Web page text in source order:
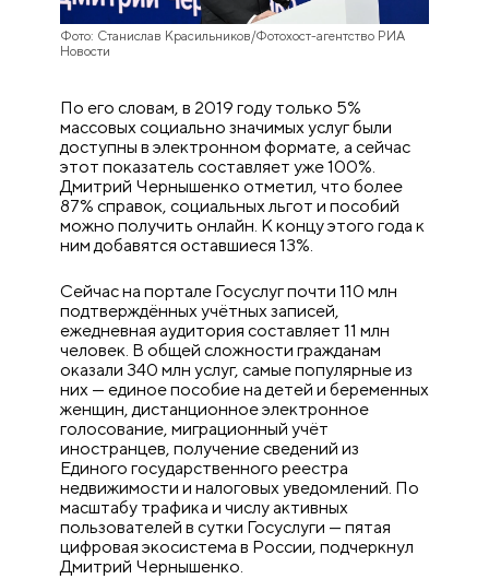
Фото: Станислав Красильников/Фотохост-агентство РИА
Новости
По его словам, в 2019 году только 5%
массовых социально значимых услуг были
доступны в электронном формате, а сейчас
этот показатель составляет уже 100%.
Дмитрий Чернышенко отметил, что более
87% справок, социальных льгот и пособий
можно получить онлайн. К концу этого года к
ним добавятся оставшиеся 13%.
Сейчас на портале Госуслуг почти 110 млн
подтверждённых учётных записей,
ежедневная аудитория составляет 11 млн
человек. В общей сложности гражданам
оказали 340 млн услуг, самые популярные из
них — единое пособие на детей и беременных
женщин, дистанционное электронное
голосование, миграционный учёт
иностранцев, получение сведений из
Единого государственного реестра
недвижимости и налоговых уведомлений. По
масштабу трафика и числу активных
пользователей в сутки Госуслуги — пятая
цифровая экосистема в России, подчеркнул
Дмитрий Чернышенко.